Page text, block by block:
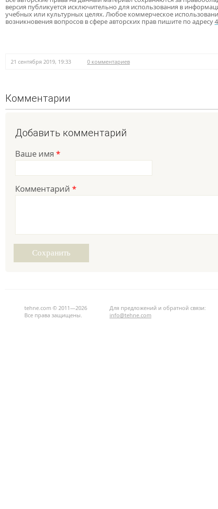
версия публикуется исключительно для использования в
учебных или культурных целях. Любое коммерческое
возникновения вопросов в сфере авторских прав пишите по адресу
21 сентября 2019, 19:33 0 комментариев
Комментарии
Добавить комментарий
Ваше имя *
Комментарий *
tehne.com © 2011—2026
Все права защищены.
Для предложений и обратной связи:
info@tehne.com